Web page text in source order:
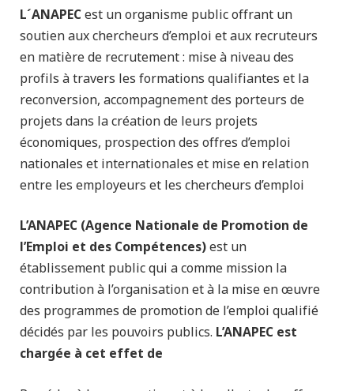
L´ANAPECest un organisme public offrant un
soutien aux chercheurs d’emploi et aux recruteurs
en matière de recrutement : mise à niveau des
profils à travers les formations qualifiantes et la
reconversion, accompagnement des porteurs de
projets dans la création de leurs projets
économiques, prospection des offres d’emploi
nationales et internationales et mise en relation
entre les employeurs et les chercheurs d’emploi
L’ANAPEC (Agence Nationale de Promotion de
l’Emploi et des Compétences)est un
établissement public qui a comme mission la
contribution à l’organisation et à la mise en œuvre
des programmes de promotion de l’emploi qualifié
décidés par les pouvoirs publics.L’ANAPEC est
chargée à cet effet de